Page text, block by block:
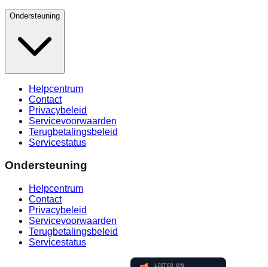
Ondersteuning
Helpcentrum
Contact
Privacybeleid
Servicevoorwaarden
Terugbetalingsbeleid
Servicestatus
Ondersteuning
Helpcentrum
Contact
Privacybeleid
Servicevoorwaarden
Terugbetalingsbeleid
Servicestatus